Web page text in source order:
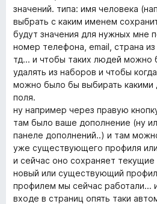
o
u
t
o
f
5
значений. типа: имя человека
выбрать с каким именем
будут значения для нужных мне
номер телефона, email, страна
тд... и чтобы таких людей можно
удалять из наборов и чтобы
можно было бы выбирать какими
поля.
ну например через правую
там было ваше дополнение (ну
панеле дополнений..) и там
уже существующего профиля
и сейчас оно сохраняет
новый или существующий
профилем мы сейчас
входе в страниц опять таки